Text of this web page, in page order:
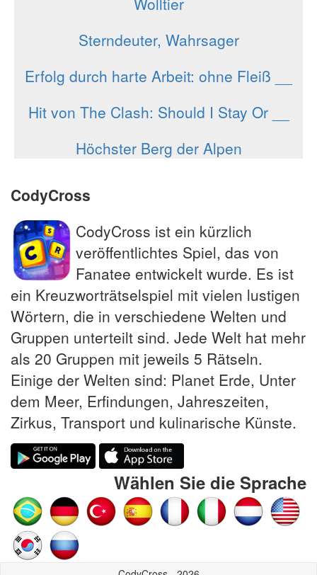
Sterndeuter, Wahrsager
Erfolg durch harte Arbeit: ohne Fleiß __
Hit von The Clash: Should I Stay Or __
Höchster Berg der Alpen
CodyCross
CodyCross ist ein kürzlich
veröffentlichtes Spiel, das von
Fanatee entwickelt wurde. Es ist
ein Kreuzworträtselspiel mit vielen lustigen
Wörtern, die in verschiedene Welten und
Gruppen unterteilt sind. Jede Welt hat mehr
als 20 Gruppen mit jeweils 5 Rätseln.
Einige der Welten sind: Planet Erde, Unter
dem Meer, Erfindungen, Jahreszeiten,
Zirkus, Transport und kulinarische Künste.
Wählen Sie die Sprache